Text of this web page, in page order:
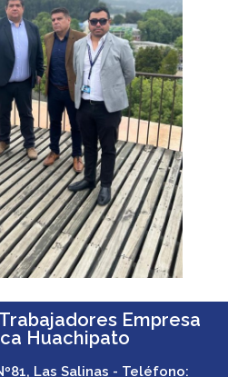
Empresa
Huachipato
Las Salinas - Teléfono: